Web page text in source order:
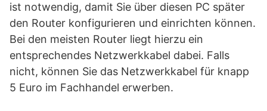
ist notwendig, damit Sie über diesen PC später
den Router konfigurieren und einrichten können.
Bei den meisten Router liegt hierzu ein
entsprechendes Netzwerkkabel dabei. Falls
nicht, können Sie das Netzwerkkabel für knapp
5 Euro im Fachhandel erwerben.